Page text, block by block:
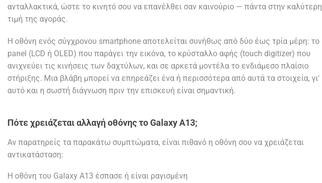
ανταλλακτικά, ώστε το κινητό σου να επανέλθει σαν καινούριο — πάντα στην καλύτερη
τιμή της αγοράς.
Η οθόνη ενός σύγχρονου smartphone αποτελείται συνήθως από δύο έως τρία μέρη: το
panel (LCD ή OLED) που παράγει την εικόνα, το κρύσταλλο αφής (touch digitizer) που
ανιχνεύει τις κινήσεις των δαχτύλων, και σε αρκετά μοντέλα το ενδιάμεσο πλαίσιο
στήριξης. Μια βλάβη μπορεί να επηρεάζει ένα ή περισσότερα από αυτά τα στοιχεία, γι'
αυτό και η σωστή διάγνωση πριν την επισκευή είναι σημαντική.
Πότε χρειάζεται αλλαγή οθόνης το Galaxy A13;
Αν παρατηρείς τα παρακάτω συμπτώματα, είναι πιθανό η οθόνη σου να χρειάζεται
αντικατάσταση:
Η οθόνη του Galaxy A13 έσπασε ή είναι ραγισμένη